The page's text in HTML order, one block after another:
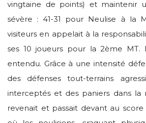
vingtaine de points) et maintenir
sévère : 41-31 pour Neulise à la
visiteurs en appelait à la
ses 10 joueurs pour la 2ème MT.
entendu. Grâce à une intensité
des défenses tout-terrains
interceptés et des paniers dans la
revenait et passait devant au